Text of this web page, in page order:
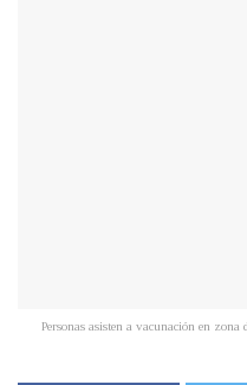
Personas asisten a vacunación en